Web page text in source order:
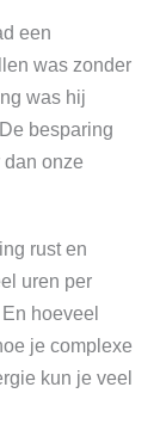
een
was zonder
was hij
besparing
onze
rust en
uren per
hoeveel
je complexe
kun je veel